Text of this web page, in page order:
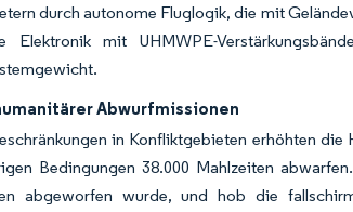
durch autonome Fluglogik, die mit
Elektronik mit UHMWPE-
Abwurfmissionen
in Konfliktgebieten erhöhten
Bedingungen 38.000 Mahlzeiten
abgeworfen wurde, und hob die